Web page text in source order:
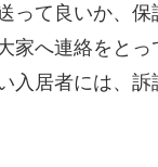
って良いか、保
家へ連絡をとっ
入居者には、訴